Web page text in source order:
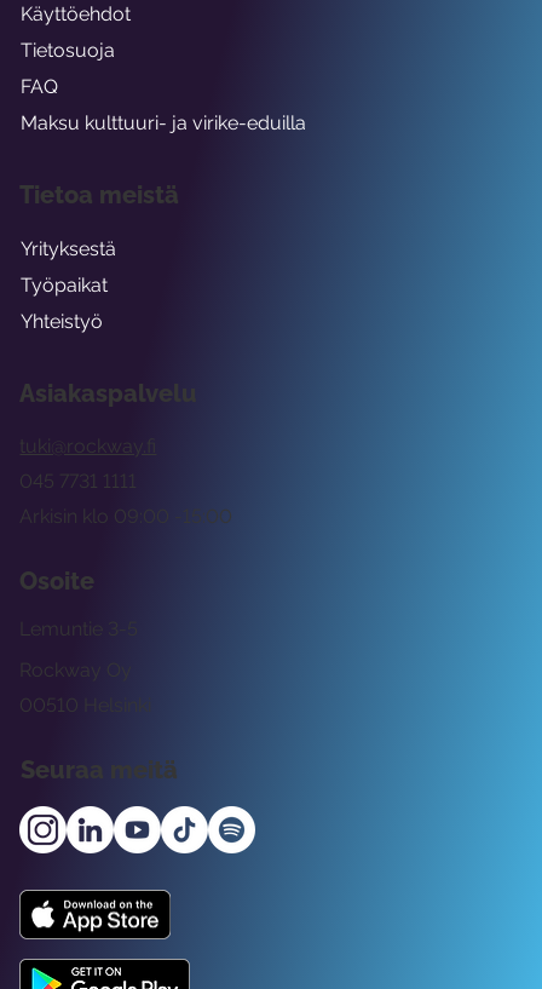
Asiakaspalvelu
tuki@rockway.fi
Arkisin klo 09:00 -15:00
045 7731 1111
Osoite
Rockway Oy
Lemuntie 3-5
00510 Helsinki
Seuraa meitä
Käyttöehdot
Tietosuoja
FAQ
Maksu kulttuuri- ja virike-eduilla
Tietoa meistä
Yrityksestä
Työpaikat
Yhteistyö